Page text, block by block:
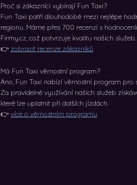
Proč si zákazníci vybírají Fun Taxi?
Fun Taxi patří dlouhodobě mezi nejlépe
regionu. Máme přes 700 recenzí s
Firmy.cz, což potvrzuje kvalitu našich služeb.
👉 zobrazit recenze zákazníků
Má Fun Taxi věrnostní program?
Ano, Fun Taxi nabízí věrnostní program pro
Za pravidelné využívání našich služeb
které lze uplatnit při dalších jízdách.
👉 více o věrnostním programu